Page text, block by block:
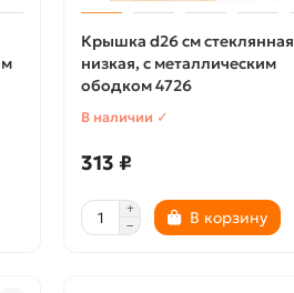
Крышка d26 см стеклянная
низкая, с металлическим
ободком 4726
В наличии ✓
313 ₽
В корзину